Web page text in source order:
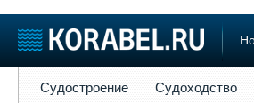
Судостроение Судоходство